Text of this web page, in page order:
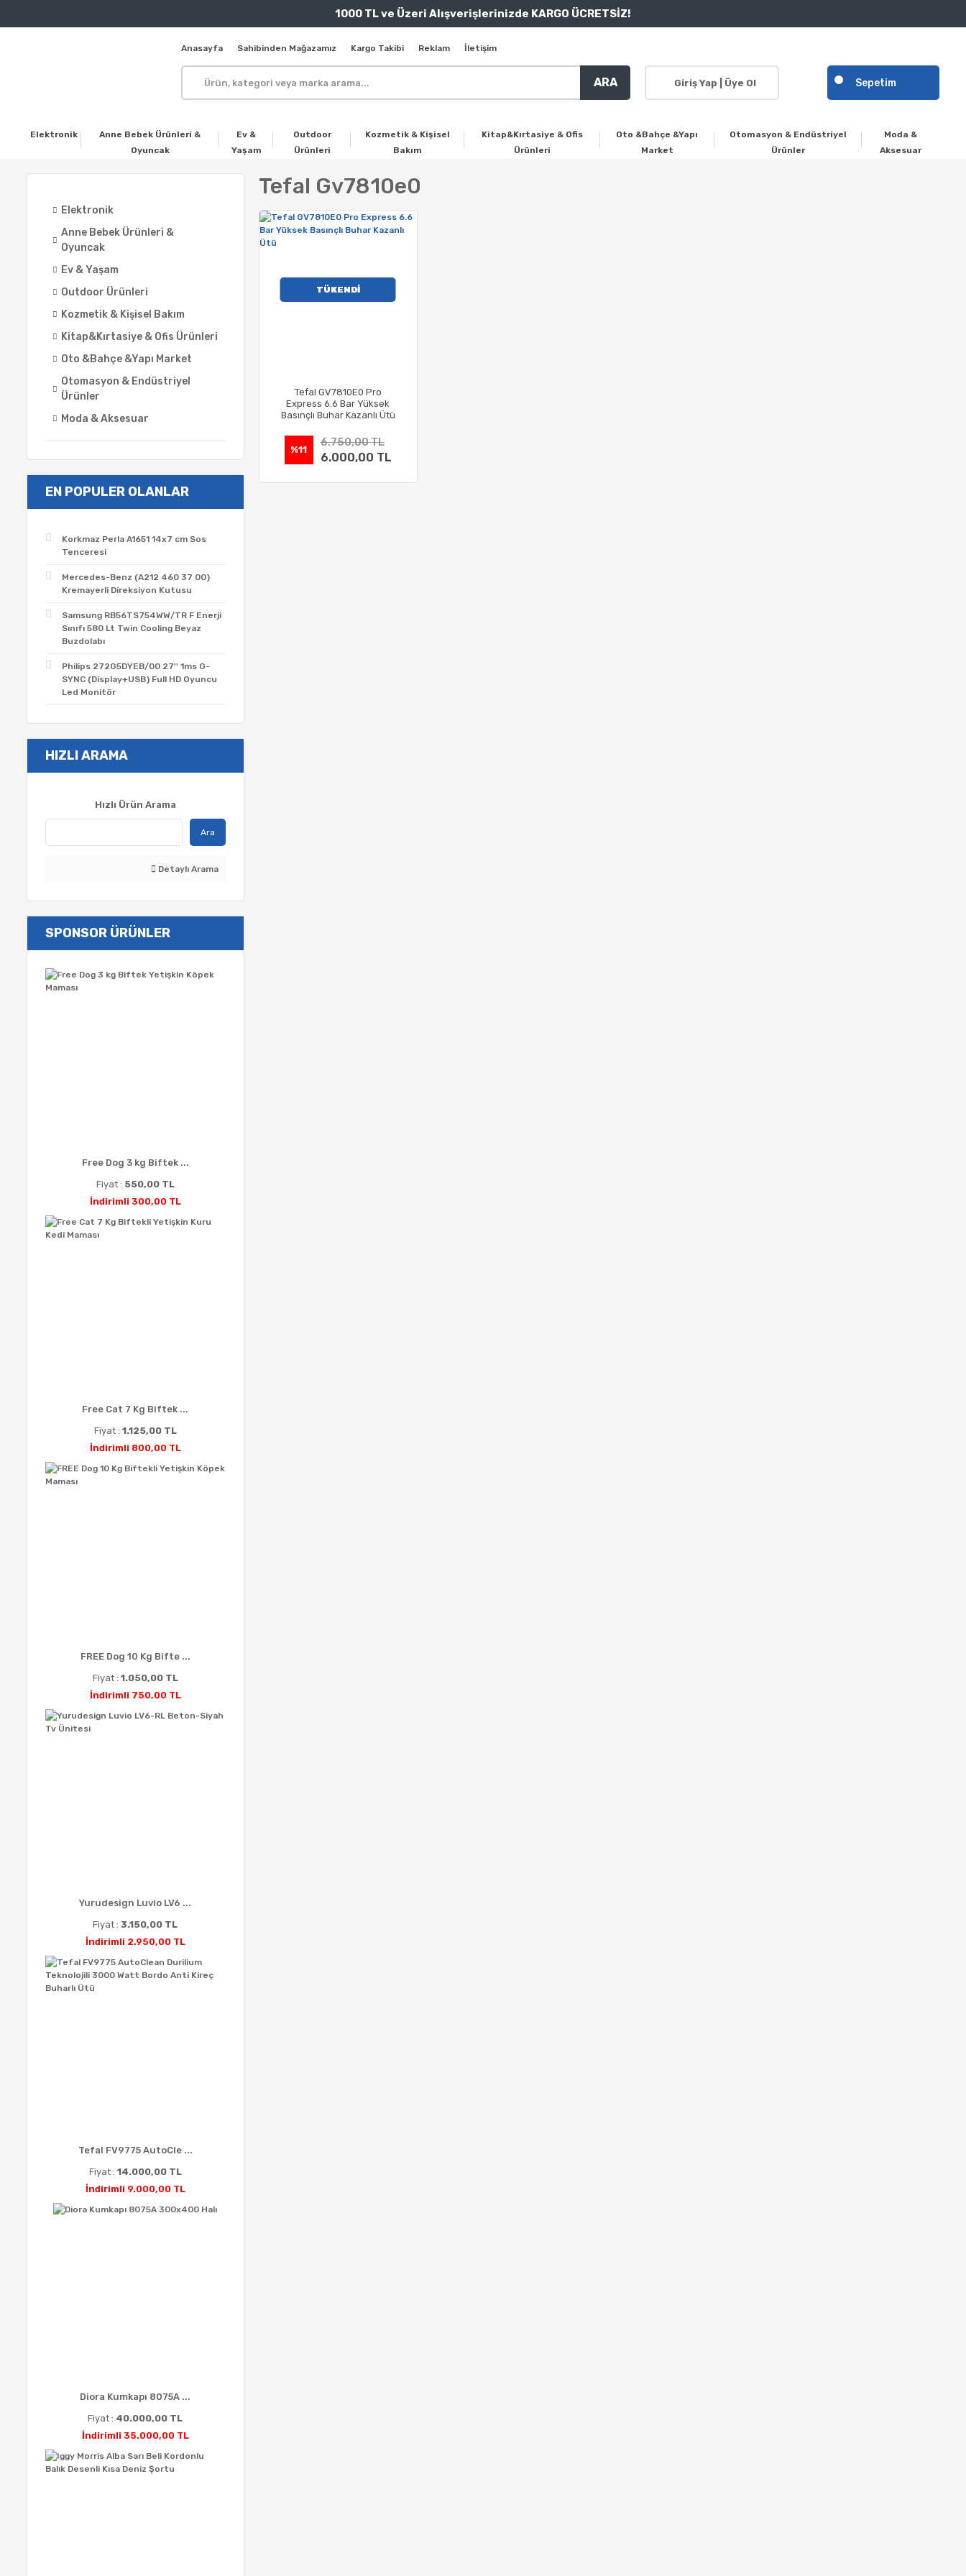
1000 TL ve Üzeri Alışverişlerinizde KARGO ÜCRETSİZ!
Anasayfa Sahibinden Mağazamız Kargo Takibi Reklam İletişim
ARA Giriş Yap | Üye Ol Sepetim
Elektronik
Anne Bebek Ürünleri &
Oyuncak
Ev &
Yaşam
Outdoor
Ürünleri
Kozmetik & Kişisel
Bakım
Kitap&Kırtasiye & Ofis
Ürünleri
Oto &Bahçe &Yapı
Market
Otomasyon & Endüstriyel
Ürünler
Moda &
Aksesuar
Elektronik
Anne Bebek Ürünleri &
Oyuncak
Ev & Yaşam
Outdoor Ürünleri
Kozmetik & Kişisel Bakım
Kitap&Kırtasiye & Ofis Ürünleri
Oto &Bahçe &Yapı Market
Otomasyon & Endüstriyel
Ürünler
Moda & Aksesuar
EN POPULER OLANLAR
Korkmaz Perla A1651 14x7 cm Sos
Tenceresi
Mercedes-Benz (A212 460 37 00)
Kremayerli Direksiyon Kutusu
Samsung RB56TS754WW/TR F Enerji
Sınıfı 580 Lt Twin Cooling Beyaz
Buzdolabı
Philips 272G5DYEB/00 27'' 1ms G-
SYNC (Display+USB) Full HD Oyuncu
Led Monitör
HIZLI ARAMA
Hızlı Ürün Arama
Ara
Detaylı Arama
SPONSOR ÜRÜNLER
Free Dog 3 kg Biftek ...
Fiyat : 550,00 TL
İndirimli 300,00 TL
Free Cat 7 Kg Biftek ...
Fiyat : 1.125,00 TL
İndirimli 800,00 TL
FREE Dog 10 Kg Bifte ...
Fiyat : 1.050,00 TL
İndirimli 750,00 TL
Yurudesign Luvio LV6 ...
Fiyat :3.150,00 TL
İndirimli 2.950,00 TL
Tefal FV9775 AutoCle ...
Fiyat : 14.000,00 TL
İndirimli 9.000,00 TL
Diora Kumkapı 8075A ...
Fiyat : 40.000,00 TL
İndirimli 35.000,00 TL
Tefal Gv7810e0
TÜKENDİ
Tefal GV7810E0 Pro
Express 6.6 Bar Yüksek
Basınçlı Buhar Kazanlı Ütü
%11
6.750,00 TL
6.000,00 TL